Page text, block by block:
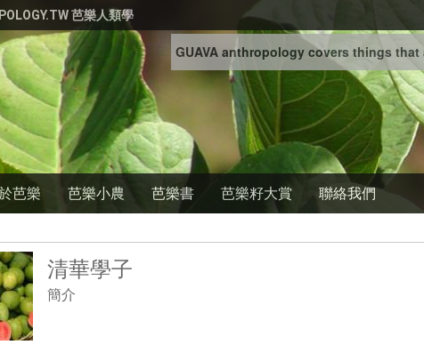
芭樂人類學
GUAVA anthropology covers things
芭樂 芭樂小農 芭樂書 芭樂籽大賞 聯絡我們
清華學子
簡介